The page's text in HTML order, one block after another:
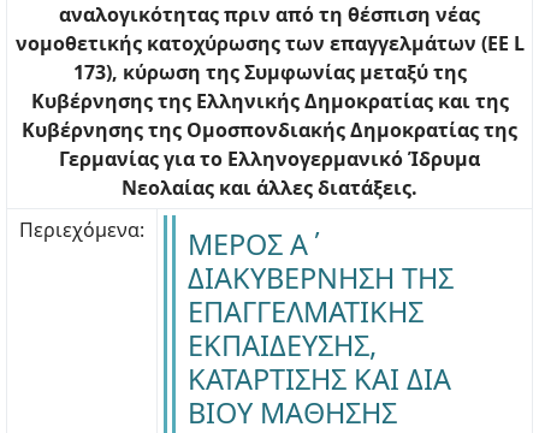
αναλογικότητας πριν από τη θέσπιση νέας
νομοθετικής κατοχύρωσης των επαγγελμάτων (EE L
173), κύρωση της Συμφωνίας μεταξύ της
Κυβέρνησης της Ελληνικής Δημοκρατίας και της
Κυβέρνησης της Ομοσπονδιακής Δημοκρατίας της
Γερμανίας για το Ελληνογερμανικό Ίδρυμα
Νεολαίας και άλλες διατάξεις.
Περιεχόμενα:
ΜΕΡΟΣ Α΄
ΔΙΑΚΥΒΕΡΝΗΣΗ ΤΗΣ
ΕΠΑΓΓΕΛΜΑΤΙΚΗΣ
ΕΚΠΑΙΔΕΥΣΗΣ,
ΚΑΤΑΡΤΙΣΗΣ ΚΑΙ ΔΙΑ
ΒΙΟΥ ΜΑΘΗΣΗΣ